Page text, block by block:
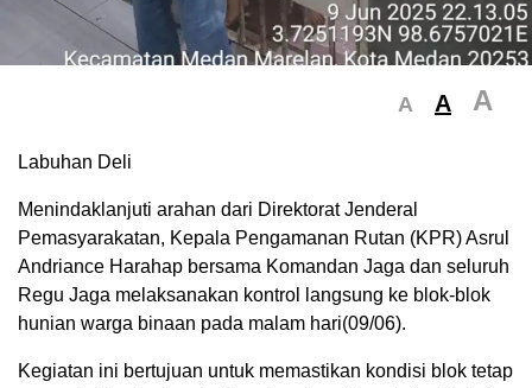
A A A
Labuhan Deli
Menindaklanjuti arahan dari Direktorat Jenderal
Pemasyarakatan, Kepala Pengamanan Rutan (KPR) Asrul
Andriance Harahap bersama Komandan Jaga dan seluruh
Regu Jaga melaksanakan kontrol langsung ke blok-blok
hunian warga binaan pada malam hari(09/06).
Kegiatan ini bertujuan untuk memastikan kondisi blok tetap